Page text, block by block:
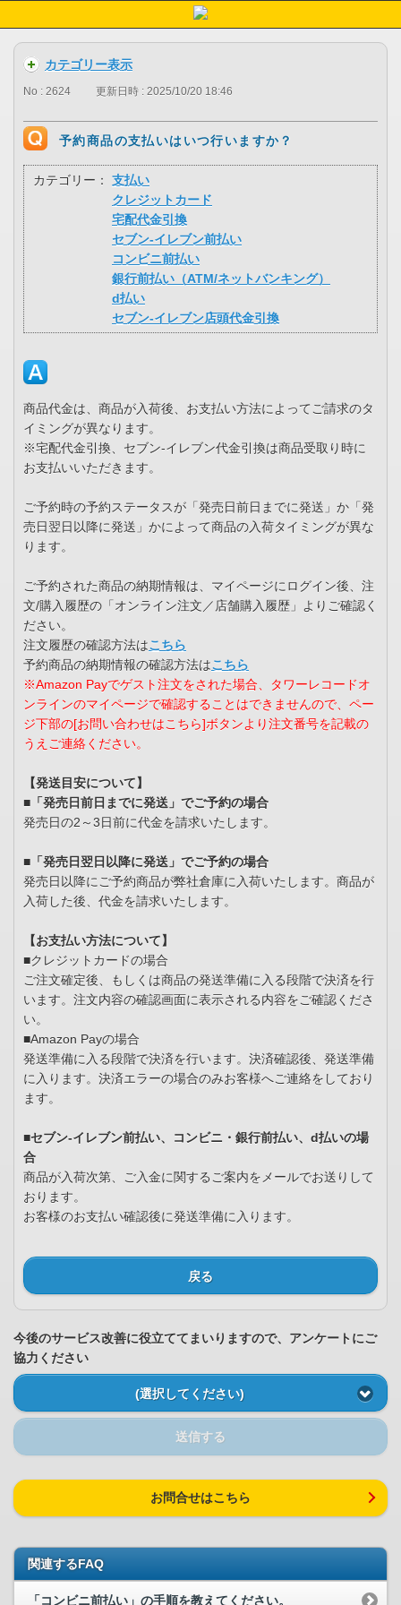
カテゴリー表示
No : 2624 更新日時 : 2025/10/20 18:46
予約商品の支払いはいつ行いますか？
カテゴリー：
支払い
クレジットカード
宅配代金引換
セブン-イレブン前払い
コンビニ前払い
銀行前払い（ATM/ネットバンキング）
d払い
セブン-イレブン店頭代金引換
商品代金は、商品が入荷後、お支払い方法によってご請求のタ
イミングが異なります。
※宅配代金引換、セブン-イレブン代金引換は商品受取り時に
お支払いいただきます。
ご予約時の予約ステータスが「発売日前日までに発送」か「発
売日翌日以降に発送」かによって商品の入荷タイミングが異な
ります。
ご予約された商品の納期情報は、マイページにログイン後、注
文/購入履歴の「オンライン注文／店舗購入履歴」よりご確認く
ださい。
注文履歴の確認方法はこちら
予約商品の納期情報の確認方法はこちら
※Amazon Payでゲスト注文をされた場合、タワーレコードオ
ンラインのマイページで確認することはできませんので、ペー
ジ下部の[お問い合わせはこちら]ボタンより注文番号を記載の
うえご連絡ください。
【発送目安について】
■「発売日前日までに発送」でご予約の場合
発売日の2～3日前に代金を請求いたします。
■「発売日翌日以降に発送」でご予約の場合
発売日以降にご予約商品が弊社倉庫に入荷いたします。商品が
入荷した後、代金を請求いたします。
【お支払い方法について】
■クレジットカードの場合
ご注文確定後、もしくは商品の発送準備に入る段階で決済を行
います。注文内容の確認画面に表示される内容をご確認くださ
い。
■Amazon Payの場合
発送準備に入る段階で決済を行います。決済確認後、発送準備
に入ります。決済エラーの場合のみお客様へご連絡をしており
ます。
■セブン-イレブン前払い、コンビニ・銀行前払い、d払いの場
合
商品が入荷次第、ご入金に関するご案内をメールでお送りして
おります。
お客様のお支払い確認後に発送準備に入ります。
戻る
今後のサービス改善に役立ててまいりますので、アンケートにご
協力ください
(選択してください)
送信する
お問合せはこちら
関連するFAQ
「コンビニ前払い」の手順を教えてください。